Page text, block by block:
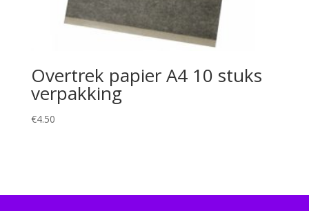
Overtrek papier A4 10 stuks
verpakking
€4.50